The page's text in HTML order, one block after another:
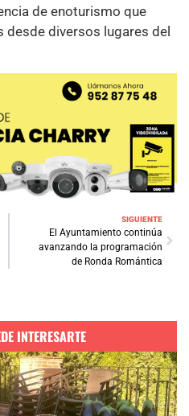
de enoturismo que
desde diversos lugares del
SIGUIENTE
El Ayuntamiento continúa
avanzando la programación
de Ronda Romántica
INTERESARTE